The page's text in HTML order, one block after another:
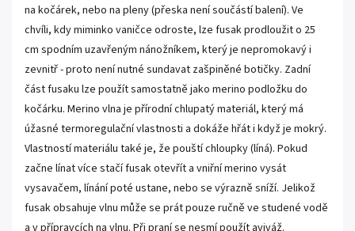
na kočárek, nebo na pleny (přeska není součástí balení). Ve
chvíli, kdy miminko vaničce odroste, lze fusak prodloužit o 25
cm spodním uzavřeným nánožníkem, který je nepromokavý i
zevnitř - proto není nutné sundavat zašpiněné botičky. Zadní
část fusaku lze použít samostatně jako merino podložku do
kočárku. Merino vlna je přírodní chlupatý materiál, který má
úžasné termoregulační vlastnosti a dokáže hřát i když je mokrý.
Vlastností materiálu také je, že pouští chloupky (líná). Pokud
začne línat více stačí fusak otevřít a vniřní merino vysát
vysavačem, línání poté ustane, nebo se výrazně sníží. Jelikož
fusak obsahuje vlnu může se prát pouze ručně ve studené vodě
a v přípravcích na vlnu. Při praní se nesmí použít aviváž.